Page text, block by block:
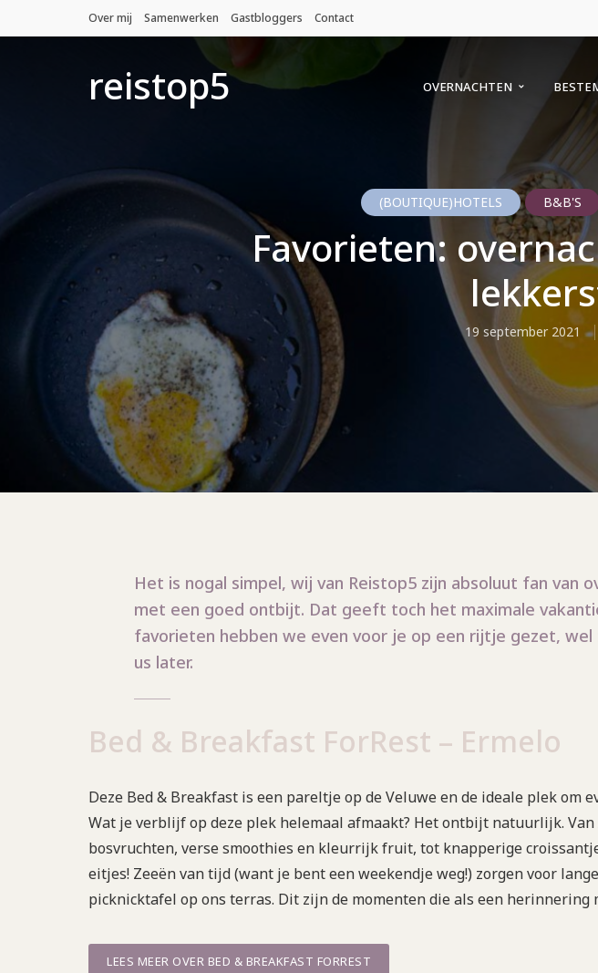
Over mij Samenwerken Gastbloggers Contact
reistop5 OVERNACHTEN
(BOUTIQUE)HOTELS B&B'S
Favorieten:
19 september 2021
Het is nogal simpel, wij van Reistop5 zijn absoluut fan van
met een goed ontbijt. Dat geeft toch het maximale
favorieten hebben we even voor je op een rijtje gezet, wel
us later.
Bed & Breakfast ForRest – Ermelo
Deze Bed & Breakfast is een pareltje op de Veluwe en de ideale plek om
Wat je verblijf op deze plek helemaal afmaakt? Het ontbijt natuurlijk. Van
bosvruchten, verse smoothies en kleurrijk fruit, tot knapperige
eitjes! Zeeën van tijd (want je bent een weekendje weg!) zorgen voor
picknicktafel op ons terras. Dit zijn de momenten die als een herinnering
LEES MEER OVER BED & BREAKFAST FORREST